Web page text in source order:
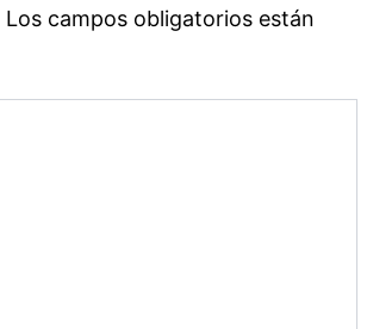
Los campos obligatorios están